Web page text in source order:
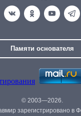
Памяти основателя
© 2003—2026.
зарегистрировано в